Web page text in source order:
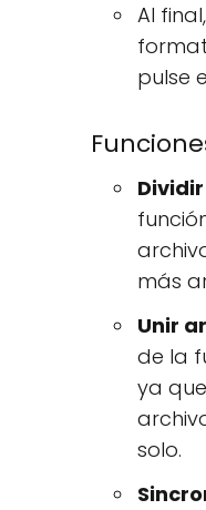
Al
pulse
más
Unir
de la
ya
solo.